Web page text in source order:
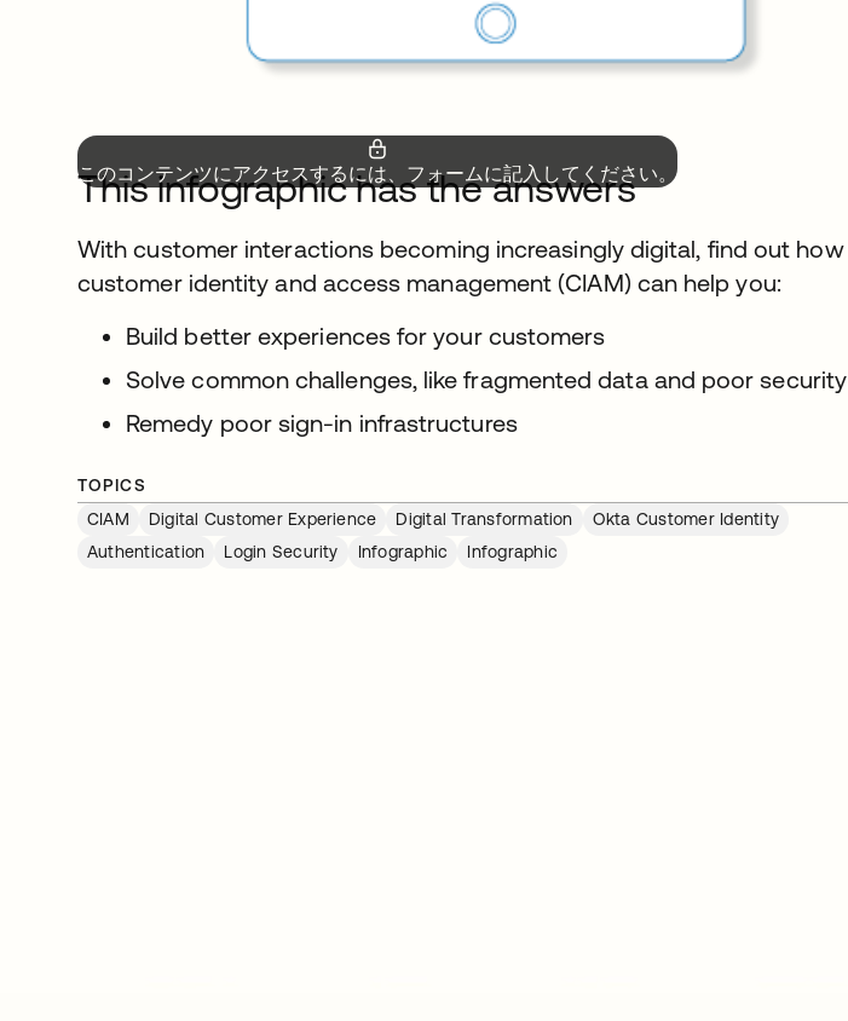
このコンテンツにアクセスするには、フォームに記入してください。
This infographic has the answers
With customer interactions becoming increasingly digital, find out how
customer identity and access management (CIAM) can help you:
Build better experiences for your customers
Solve common challenges, like fragmented data and poor security
Remedy poor sign-in infrastructures
TOPICS
CIAM
Digital Customer Experience Digital Transformation
Okta Customer Identity
Authentication
Login Security Infographic Infographic